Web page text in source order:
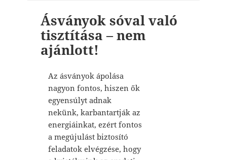
VÁSÁRLÁS / KOSÁR
Ásványok sóval való
tisztítása – nem
ajánlott!
Az ásványok ápolása
nagyon fontos, hiszen ők
egyensúlyt adnak
nekünk, karbantartják az
energiáinkat, ezért fontos
a megújulást biztosító
feladatok elvégzése, hogy